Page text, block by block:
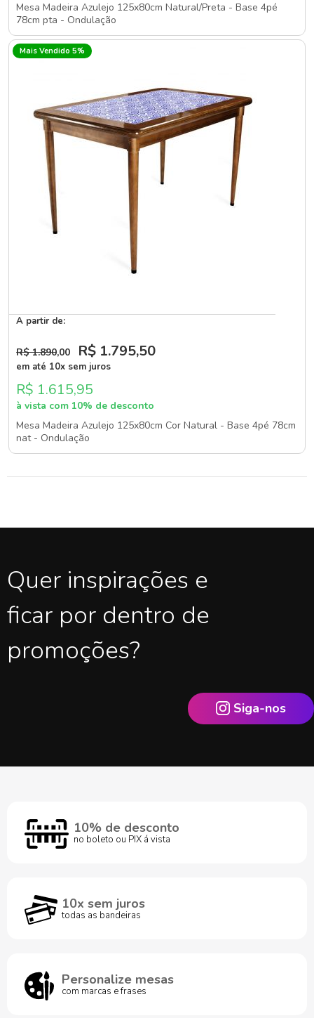
Mesa Madeira Azulejo 125x80cm Natural/Preta - Base 4pé
78cm pta - Ondulação
Mais Vendido 5%
A partir de:
R$ 1.890,00 R$ 1.795,50
em até 10x sem juros
R$ 1.615,95
à vista com 10% de desconto
Mesa Madeira Azulejo 125x80cm Cor Natural - Base 4pé 78cm
nat - Ondulação
Quer inspirações e
ficar por dentro de
promoções?
Siga-nos
10% de desconto
no boleto ou PIX á vista
10x sem juros
todas as bandeiras
Personalize mesas
com marcas e frases